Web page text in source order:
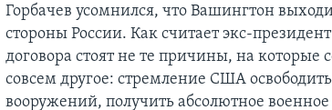
Горбачев усомнился, что Вашингтон
стороны России. Как считает экс-
договора стоят не те причины, на
совсем другое: стремление США
вооружений, получить абсолютное военное